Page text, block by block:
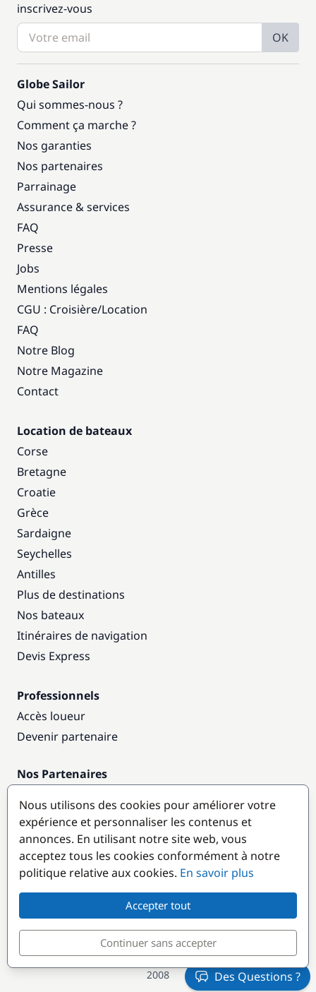
inscrivez-vous
OK
Globe Sailor
Qui sommes-nous ?
Comment ça marche ?
Nos garanties
Nos partenaires
Parrainage
Assurance & services
FAQ
Presse
Jobs
Mentions légales
CGU : Croisière/Location
FAQ
Notre Blog
Notre Magazine
Contact
Location de bateaux
Corse
Bretagne
Croatie
Grèce
Sardaigne
Seychelles
Antilles
Plus de destinations
Nos bateaux
Itinéraires de navigation
Devis Express
Professionnels
Accès loueur
Devenir partenaire
Nos Partenaires
Destinations populaires
© GlobeSailor
Croisières & Location de bateaux depuis
2008
Des Questions ?
Nous utilisons des cookies pour améliorer votre
expérience et personnaliser les contenus et
annonces. En utilisant notre site web, vous
acceptez tous les cookies conformément à notre
politique relative aux cookies. En savoir plus
Accepter tout
Continuer sans accepter